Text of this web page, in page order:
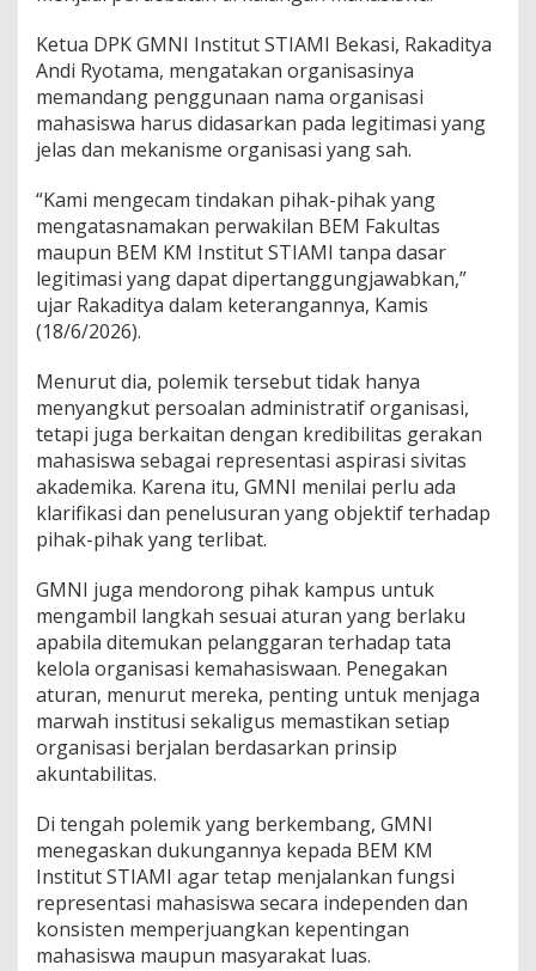
A
I
N
y
a
a
k
a
n
S
o
l
a
r
i
t
a
s
k
e
p
d
a
B
E
K
M
Ketua DPK GMNI Institut STIAMI Bekasi, Rakaditya
Andi Ryotama, mengatakan organisasinya
memandang penggunaan nama organisasi
mahasiswa harus didasarkan pada legitimasi yang
jelas dan mekanisme organisasi yang sah.
“Kami mengecam tindakan pihak-pihak yang
mengatasnamakan perwakilan BEM Fakultas
maupun BEM KM Institut STIAMI tanpa dasar
legitimasi yang dapat dipertanggungjawabkan,”
ujar Rakaditya dalam keterangannya, Kamis
(18/6/2026).
Menurut dia, polemik tersebut tidak hanya
menyangkut persoalan administratif organisasi,
tetapi juga berkaitan dengan kredibilitas gerakan
mahasiswa sebagai representasi aspirasi sivitas
akademika. Karena itu, GMNI menilai perlu ada
klarifikasi dan penelusuran yang objektif terhadap
pihak-pihak yang terlibat.
GMNI juga mendorong pihak kampus untuk
mengambil langkah sesuai aturan yang berlaku
apabila ditemukan pelanggaran terhadap tata
kelola organisasi kemahasiswaan. Penegakan
aturan, menurut mereka, penting untuk menjaga
marwah institusi sekaligus memastikan setiap
organisasi berjalan berdasarkan prinsip
akuntabilitas.
Di tengah polemik yang berkembang, GMNI
menegaskan dukungannya kepada BEM KM
Institut STIAMI agar tetap menjalankan fungsi
representasi mahasiswa secara independen dan
konsisten memperjuangkan kepentingan
mahasiswa maupun masyarakat luas.